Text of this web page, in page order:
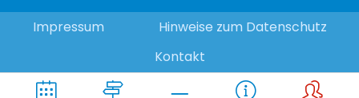
Impressum
Hinweise zum Datenschutz
Kontakt